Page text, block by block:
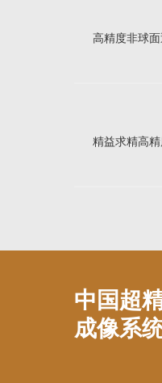
高精度非球
精益求精高
中国超
成像系